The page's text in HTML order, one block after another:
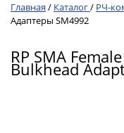
Главная / Каталог/ РЧ-
Адаптеры SM4992
RP SMA
Bulkhead